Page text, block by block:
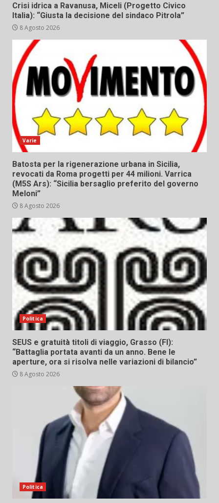
Crisi idrica a Ravanusa, Miceli (Progetto Civico
Italia): “Giusta la decisione del sindaco Pitrola”
8 Agosto 2026
Varie
Batosta per la rigenerazione urbana in Sicilia,
revocati da Roma progetti per 44 milioni. Varrica
(M5S Ars): “Sicilia bersaglio preferito del governo
Meloni”
8 Agosto 2026
Politica
SEUS e gratuità titoli di viaggio, Grasso (FI):
“Battaglia portata avanti da un anno. Bene le
aperture, ora si risolva nelle variazioni di bilancio”
8 Agosto 2026
Politica